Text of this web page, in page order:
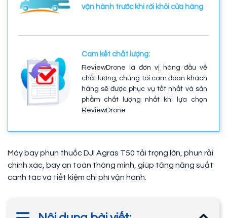
vận hành trước khi rời khỏi cửa hàng
Cam kết chất lượng:
ReviewDrone là đơn vị hàng đầu về
chất lượng, chúng tôi cam đoan khách
hàng sẽ được phục vụ tốt nhất và sản
phẩm chất lượng nhất khi lựa chọn
ReviewDrone
Máy bay phun thuốc DJI Agras T50 tải trọng lớn, phun rải
chính xác, bay an toàn thông minh, giúp tăng năng suất
canh tác và tiết kiệm chi phí vận hành.